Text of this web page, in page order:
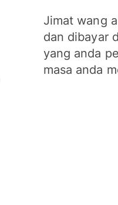
Jimat wang
dan dibayar
yang anda
masa anda